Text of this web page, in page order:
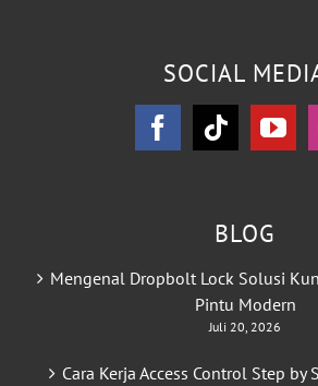
SOCIAL
BLOG
Mengenal Dropbolt Lock Solusi
Pintu Modern
Juli 20, 2026
Cara Kerja Access Control Step by